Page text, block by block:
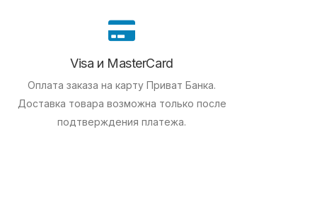
Visa и MasterCard
Оплата заказа на карту Приват Банка.
Доставка товара возможна только после
подтверждения платежа.